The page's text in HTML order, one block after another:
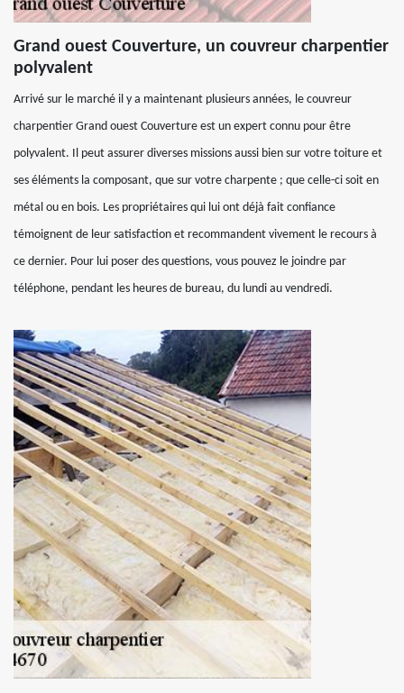
Grand ouest Couverture, un couvreur charpentier
polyvalent
Arrivé sur le marché il y a maintenant plusieurs années, le couvreur
charpentier Grand ouest Couverture est un expert connu pour être
polyvalent. Il peut assurer diverses missions aussi bien sur votre toiture et
ses éléments la composant, que sur votre charpente ; que celle-ci soit en
métal ou en bois. Les propriétaires qui lui ont déjà fait confiance
témoignent de leur satisfaction et recommandent vivement le recours à
ce dernier. Pour lui poser des questions, vous pouvez le joindre par
téléphone, pendant les heures de bureau, du lundi au vendredi.